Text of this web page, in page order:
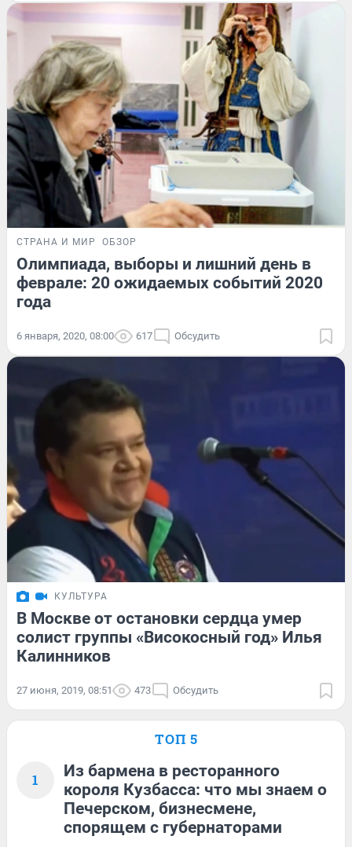
СТРАНА И МИР ОБЗОР
Олимпиада, выборы и лишний день в
феврале: 20 ожидаемых событий 2020
года
6 января, 2020, 08:00 617 Обсудить
КУЛЬТУРА
В Москве от остановки сердца умер
солист группы «Високосный год» Илья
Калинников
27 июня, 2019, 08:51 473 Обсудить
ТОП 5
1
Из бармена в ресторанного
короля Кузбасса: что мы знаем о
Печерском, бизнесмене,
спорящем с губернаторами